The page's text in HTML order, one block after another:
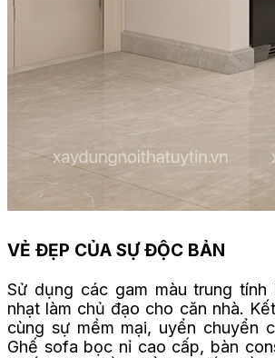
VẺ ĐẸP CỦA SỰ ĐỘC BẢN
Sử dụng các gam màu trung tính
nhạt làm chủ đạo cho căn nhà.
cùng sự mềm mại, uyển chuyển
Ghế sofa bọc nỉ cao cấp, bàn